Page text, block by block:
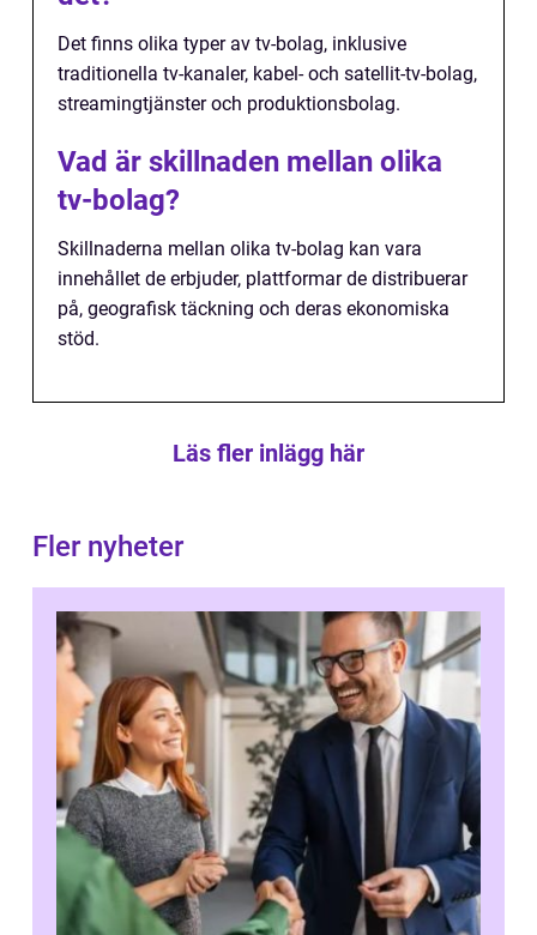
Det finns olika typer av tv-bolag, inklusive
traditionella tv-kanaler, kabel- och satellit-tv-bolag,
streamingtjänster och produktionsbolag.
Vad är skillnaden mellan olika
tv-bolag?
Skillnaderna mellan olika tv-bolag kan vara
innehållet de erbjuder, plattformar de distribuerar
på, geografisk täckning och deras ekonomiska
stöd.
Läs fler inlägg här
Fler nyheter